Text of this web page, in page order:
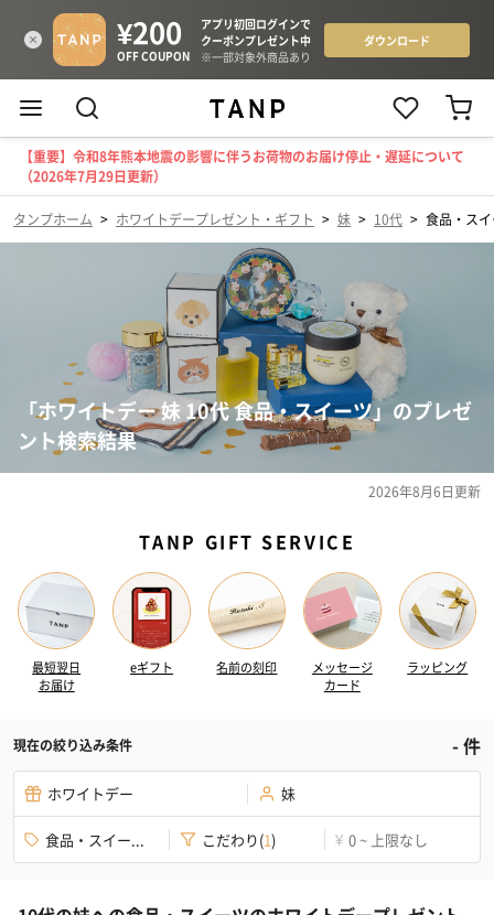
【重要】令和8年熊本地震の影響に伴うお荷物のお届け停止・遅延について
（2026年7月29日更新）
タンプホーム > ホワイトデープレゼント・ギフト > 妹 > 10代 > 食品・ス
「ホワイトデー 妹 10代 食品・スイーツ」のプレゼ
ント検索結果
2026年8月6日更新
TANP GIFT SERVICE
最短翌日
お届け
eギフト 名前の刻印
メッセージ
カード
ラッピング
現在の絞り込み条件 -件
ホワイトデー 妹
食品・スイー... こだわり(1) ¥ 0 ~ 上限なし